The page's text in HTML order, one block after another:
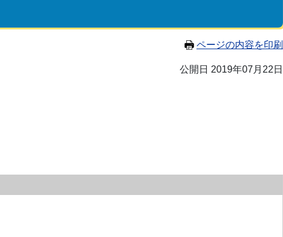
ページの内容を印刷
公開日 2019年07月22日